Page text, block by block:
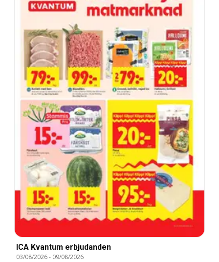
ICA Kvantum erbjudanden
03/08/2026- 09/08/2026